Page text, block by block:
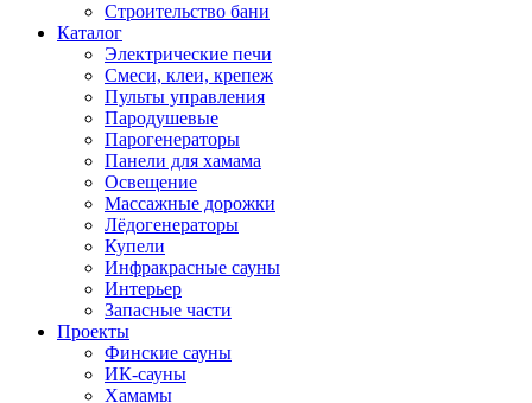
Строительство бани
Каталог
Электрические печи
Смеси, клеи, крепеж
Пульты управления
Пародушевые
Парогенераторы
Панели для хамама
Освещение
Массажные дорожки
Лёдогенераторы
Купели
Инфракрасные сауны
Интерьер
Запасные части
Проекты
Финские сауны
ИК-сауны
Хамамы